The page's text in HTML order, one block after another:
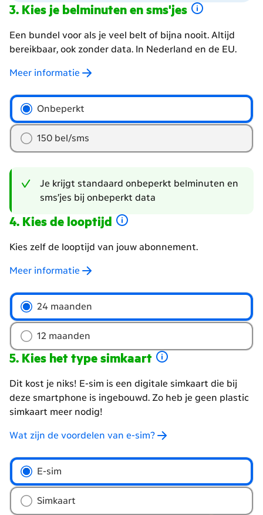
Kies je belminuten en sms'jes
Een bundel voor als je veel belt of bijna nooit. Altijd
bereikbaar, ook zonder data. In Nederland en de EU.
Meer informatie
hoeveel
belminuten
en
sms'jes
je?
Onbeperkt
150 bel/sms
Je krijgt standaard onbeperkt belminuten en
sms’jes bij onbeperkt data
Kies de looptijd
Kies zelf de looptijd van jouw abonnement.
Meer informatie
Welke
looptijd
wil
24 maanden
12 maanden
Kies het type simkaart
Dit kost je niks! E-sim is een digitale simkaart die bij
deze smartphone is ingebouwd. Zo heb je geen plastic
simkaart meer nodig!
Wat zijn de voordelen van e-sim?
Kies
het
type
simkaart
E-sim
Simkaart